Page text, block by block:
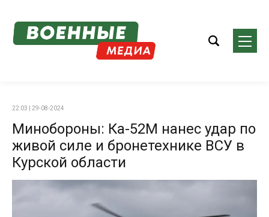
22:03 | 29-08-2024
Минобороны: Ка-52М нанес удар по
живой силе и бронетехнике ВСУ в
Курской области